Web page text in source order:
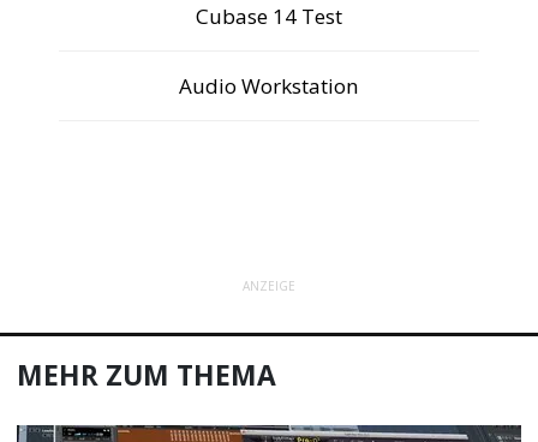
Cubase 14 Test
Audio Workstation
ANZEIGE
MEHR ZUM THEMA